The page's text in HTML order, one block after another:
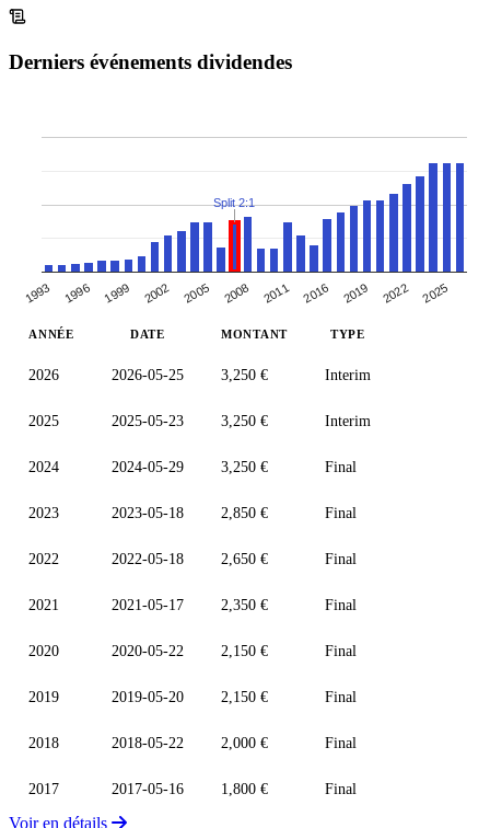
Derniers événements dividendes
1993 1996 1999 2002 2005 2008 2011 2016 2019 2022 2025
Split 2:1
ANNÉE DATE MONTANT TYPE
2026 2026-05-25 3,250 € Interim
2025 2025-05-23 3,250 € Interim
2024 2024-05-29 3,250 € Final
2023 2023-05-18 2,850 € Final
2022 2022-05-18 2,650 € Final
2021 2021-05-17 2,350 € Final
2020 2020-05-22 2,150 € Final
2019 2019-05-20 2,150 € Final
2018 2018-05-22 2,000 € Final
2017 2017-05-16 1,800 € Final
Voir en détails